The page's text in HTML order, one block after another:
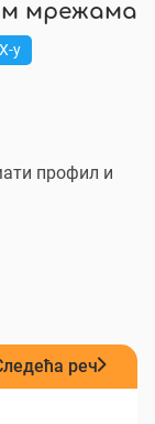
мрежама
у
профил и
реч